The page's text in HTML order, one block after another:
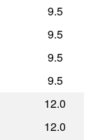
9.5
9.5
9.5
9.5
12.0
12.0